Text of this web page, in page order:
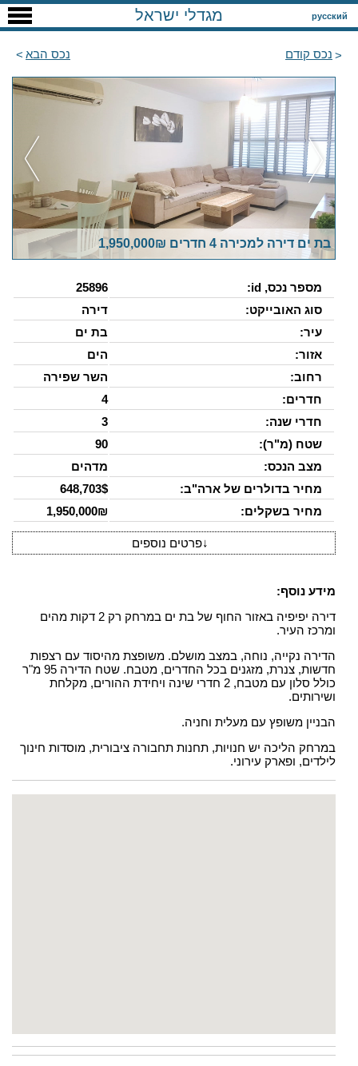
русский מגדלי ישראל
נכס קודם נכס הבא
בת ים דירה למכירה 4 חדרים 1,950,000₪
מספר נכס, id:
25896
סוג האובייקט:
דירה
עיר:
בת ים
אזור:
הים
רחוב:
השר שפירה
חדרים:
4
חדרי שנה:
3
שטח (מ"ר):
90
מצב הנכס:
מדהים
מחיר בדולרים של ארה"ב:
648,703$
מחיר בשקלים:
1,950,000₪
↓פרטים נוספים
מידע נוסף:
דירה יפיפיה באזור החוף של בת ים במרחק רק 2 דקות מהים
ומרכז העיר.
הדירה נקייה, נוחה, במצב מושלם. משופצת מהיסוד עם רצפות
חדשות, צנרת, מזגנים בכל החדרים, מטבח. שטח הדירה 95 מ"ר
כולל סלון עם מטבח, 2 חדרי שינה ויחידת ההורים, מקלחת
ושירותים.
הבניין משופץ עם מעלית וחניה.
במרחק הליכה יש חנויות, תחנות תחבורה ציבורית, מוסדות חינוך
לילדים, ופארק עירוני.